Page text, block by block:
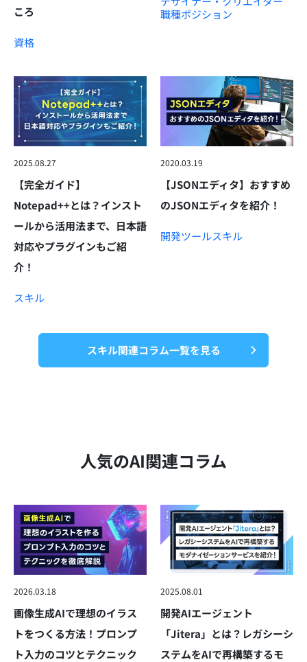
ころ
資格
職種ポジション
2025.08.27
【完全ガイド】
Notepad++とは？インスト
ールから活用法まで、日本語
対応やプラグインもご紹
介！
スキル
2020.03.19
【JSONエディタ】おすすめ
のJSONエディタを紹介！
開発ツールスキル
スキル関連コラム一覧を見る
人気のAI関連コラム
2026.03.18
画像生成AIで理想のイラス
トをつくる方法！プロンプ
ト入力のコツとテクニック
2025.08.01
開発AIエージェント
「Jitera」とは？レガシーシ
ステムをAIで再構築するモ